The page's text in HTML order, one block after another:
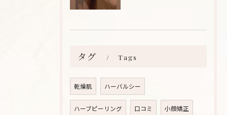
タグ Tags
乾燥肌 ハーバルシー
ハーブピーリング 口コミ 小顔矯正